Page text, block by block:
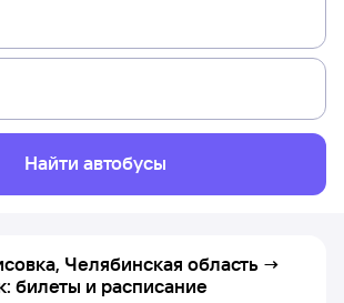
Найти автобусы
Челябинская область →
билеты и расписание